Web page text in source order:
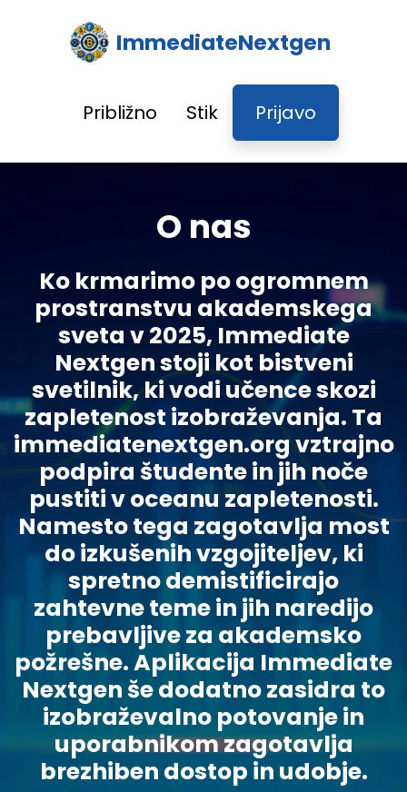
ImmediateNextgen
Približno Stik Prijavo
O nas
Ko krmarimo po ogromnem
prostranstvu akademskega
sveta v 2025, Immediate
Nextgen stoji kot bistveni
svetilnik, ki vodi učence skozi
zapletenost izobraževanja. Ta
immediatenextgen.org vztrajno
podpira študente in jih noče
pustiti v oceanu zapletenosti.
Namesto tega zagotavlja most
do izkušenih vzgojiteljev, ki
spretno demistificirajo
zahtevne teme in jih naredijo
prebavljive za akademsko
požrešne. Aplikacija Immediate
Nextgen še dodatno zasidra to
izobraževalno potovanje in
uporabnikom zagotavlja
brezhiben dostop in udobje.